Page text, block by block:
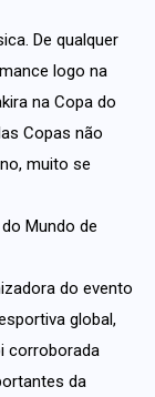
De qualquer
logo na
na Copa do
Copas não
muito se
Mundo de
do evento
global,
corroborada
da